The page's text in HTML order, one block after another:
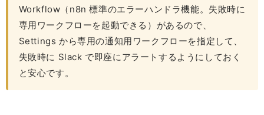
Workflow（n8n 標準のエラーハンドラ機能。失敗時に
専用ワークフローを起動できる）があるので、
Settings から専用の通知用ワークフローを指定して、
失敗時に Slack で即座にアラートするようにしておく
と安心です。